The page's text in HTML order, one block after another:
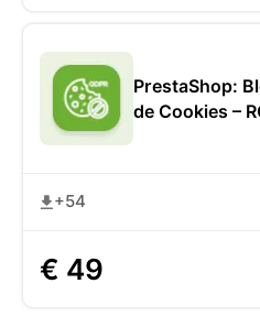
PrestaShop:
de Cookies –
+54
€ 49